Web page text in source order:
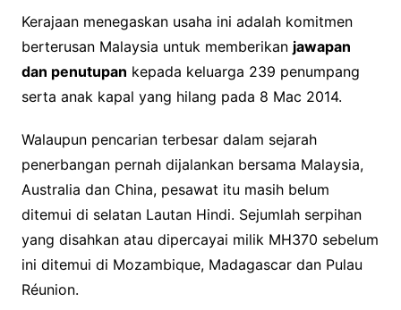
Kerajaan menegaskan usaha ini adalah komitmen
berterusan Malaysia untuk memberikan jawapan
dan penutupan kepada keluarga 239 penumpang
serta anak kapal yang hilang pada 8 Mac 2014.
Walaupun pencarian terbesar dalam sejarah
penerbangan pernah dijalankan bersama Malaysia,
Australia dan China, pesawat itu masih belum
ditemui di selatan Lautan Hindi. Sejumlah serpihan
yang disahkan atau dipercayai milik MH370 sebelum
ini ditemui di Mozambique, Madagascar dan Pulau
Réunion.